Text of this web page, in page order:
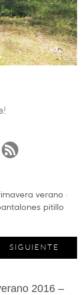
verano ·
pitillo
SIGUIENTE
2016 –